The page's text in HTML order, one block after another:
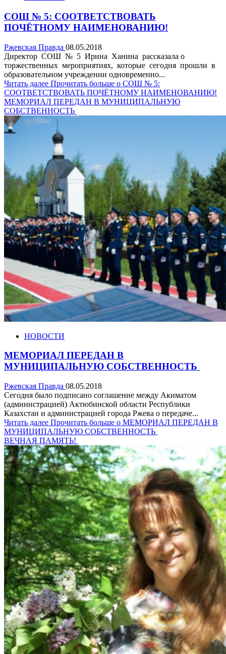
СОШ № 5: СООТВЕТСТВОВАТЬ
ПОЧЁТНОМУ НАИМЕНОВАНИЮ!
Ржевская Правда 08.05.2018
Директор СОШ № 5 Ирина Ханина рассказала о
торжественных мероприятиях, которые сегодня прошли в
образовательном учреждении одновременно...
Читать далее Прочитать больше о СОШ № 5:
СООТВЕТСТВОВАТЬ ПОЧЁТНОМУ НАИМЕНОВАНИЮ!
МЕМОРИАЛ ПЕРЕДАН В МУНИЦИПАЛЬНУЮ
СОБСТВЕННОСТЬ
НОВОСТИ
МЕМОРИАЛ ПЕРЕДАН В
МУНИЦИПАЛЬНУЮ СОБСТВЕННОСТЬ
Ржевская Правда 08.05.2018
Сегодня было подписано соглашение между Акиматом
(администрацией) Актюбинской области Республики
Казахстан и администрацией города Ржева о передаче...
Читать далее Прочитать больше о МЕМОРИАЛ ПЕРЕДАН В
МУНИЦИПАЛЬНУЮ СОБСТВЕННОСТЬ
ВЕЧНАЯ ПАМЯТЬ!